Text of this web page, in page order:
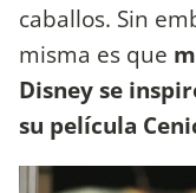
caballos. Sin
misma es que
Disney se
su película